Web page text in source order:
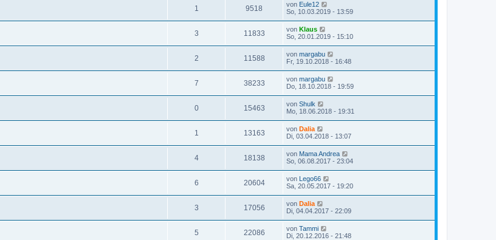
1 9518 von Eule12
So, 10.03.2019 - 13:59
3 11833 von Klaus
So, 20.01.2019 - 15:10
2 11588 von margabu
Fr, 19.10.2018 - 16:48
7 38233 von margabu
Do, 18.10.2018 - 19:59
0 15463 von Shulk
Mo, 18.06.2018 - 19:31
1 13163 von Dalia
Di, 03.04.2018 - 13:07
4 18138 von Mama Andrea
So, 06.08.2017 - 23:04
6 20604 von Lego66
Sa, 20.05.2017 - 19:20
3 17056 von Dalia
Di, 04.04.2017 - 22:09
5 22086 von Tammi
Di, 20.12.2016 - 21:48